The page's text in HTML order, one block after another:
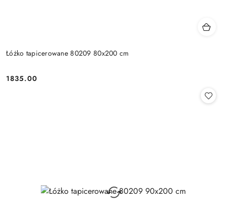
Łóżko tapicerowane 80209 80x200 cm
Cena:
1835.00